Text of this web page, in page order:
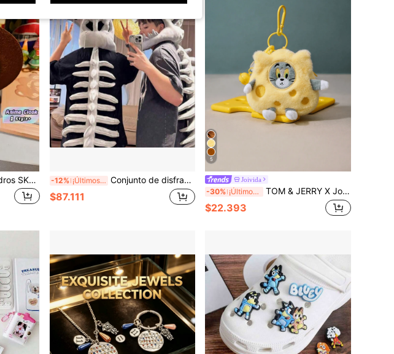
Capa de estilo retro a cuadros SKZ para muñeca de anime de 10 cm, ropa decorativa DIY para disfrazar, regalo pequeño para graduación, pareja, amigo y fiesta, accesorio de muñeca de personaje de dibujos animados de alta estética, apto para colección de muñecas de 10 cm, decoración linda hecha a mano -12% ¡Últimos 2 días Conjunto de disfraz de esqueleto de dinosaurio, atuendo de esqueleto divertido para fiesta con tema de animales, disfraz para adultos
$87.111
5
Joivida
-30% ¡Últimos 2 días TOM & JERRY X Joivida 1 pieza Bolsa colgante de peluche mini con diseño de queso, bolso de dibujos animados lindo, un regalo personalizado único para cumpleaños, aniversario o cualquier fanático del queso y las mascotas
$22.393